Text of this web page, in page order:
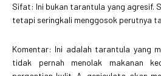
Sifat: Ini bukan tarantula yang agresif.
tetapi seringkali menggosok perutnya
Komentar: Ini adalah tarantula yang
tidak pernah menolak makanan